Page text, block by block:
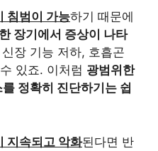
침범이 가능하기 때문에
장기에서 증상이 나타
장 기능 저하, 호흡곤
있죠. 이처럼 광범위한
정확히 진단하기는 쉽
지속되고 악화된다면 반